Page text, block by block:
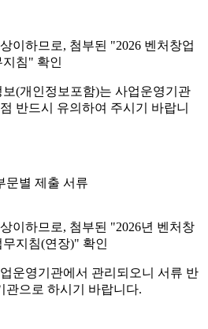
이하므로, 첨부된 "2026 벤처창업
침" 확인
(개인정보포함)는 사업운영기관
반드시 유의하여 주시기 바랍니
문별 제출 서류
이하므로, 첨부된 "2026년 벤처창
지침(연장)" 확인
운영기관에서 관리되오니 서류 반
관으로 하시기 바랍니다.